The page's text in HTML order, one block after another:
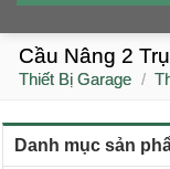
Cầu Nâng 2 Trụ
Thiết Bị Garage /
Danh mục sản